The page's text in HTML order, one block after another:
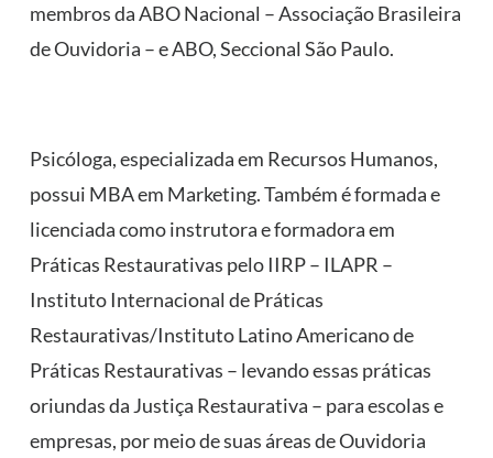
membros da ABO Nacional – Associação Brasileira
de Ouvidoria – e ABO, Seccional São Paulo.
Psicóloga, especializada em Recursos Humanos,
possui MBA em Marketing. Também é formada e
licenciada como instrutora e formadora em
Práticas Restaurativas pelo IIRP – ILAPR –
Instituto Internacional de Práticas
Restaurativas/Instituto Latino Americano de
Práticas Restaurativas – levando essas práticas
oriundas da Justiça Restaurativa – para escolas e
empresas, por meio de suas áreas de Ouvidoria